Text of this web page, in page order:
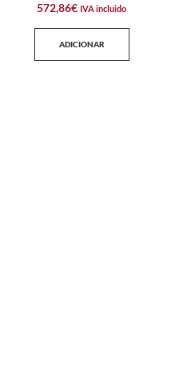
572,86€ IVA incluido
ADICIONAR